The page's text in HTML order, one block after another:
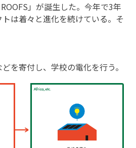
」が誕生した。今年で3年
は着々と進化を続けている。そ
を寄付し、学校の電化を行う。